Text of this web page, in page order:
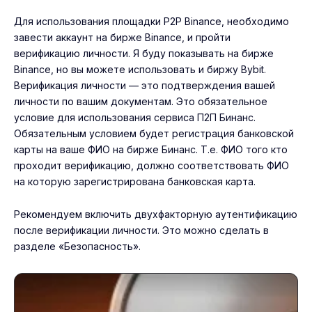
Для использования площадки P2P Binance, необходимо
завести аккаунт на бирже Binance , и пройти
верификацию личности. Я буду показывать на бирже
Binance, но вы можете использовать и биржу Bybit.
Верификация личности — это подтверждения вашей
личности по вашим документам. Это обязательное
условие для использования сервиса П2П Бинанс.
Обязательным условием будет регистрация банковской
карты на ваше ФИО на бирже Бинанс. Т.е. ФИО того кто
проходит верификацию, должно соответствовать ФИО
на которую зарегистрирована банковская карта.
Рекомендуем включить двухфакторную аутентификацию
после верификации личности. Это можно сделать в
разделе «Безопасность».